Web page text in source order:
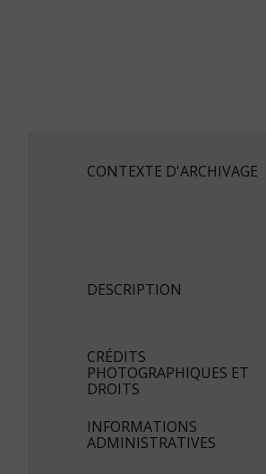
CONTEXTE D'ARCHIVAGE
DESCRIPTION
CRÉDITS
PHOTOGRAPHIQUES ET
DROITS
INFORMATIONS
ADMINISTRATIVES